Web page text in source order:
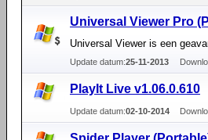
Universal Viewer Pro
Universal Viewer is een
Update datum:25-11-2013
PlayIt Live v1.06.0.610
Update datum:02-10-2014